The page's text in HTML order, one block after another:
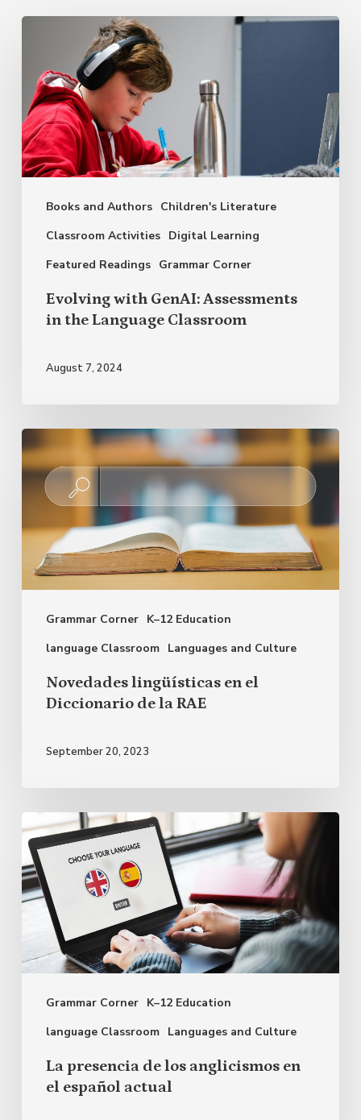
Books and Authors Children's Literature
Classroom Activities Digital Learning
Featured Readings Grammar Corner
GenAI:
Assessments
in
the
Language
Classroom
Evolving with GenAI: Assessments
in the Language Classroom
August 7, 2024
Grammar Corner K–12 Education
language Classroom Languages and Culture
Novedades
lingüísticas
Diccionario
de
la
Novedades lingüísticas en el
Diccionario de la RAE
September 20, 2023
Grammar Corner K–12 Education
language Classroom Languages and Culture
La
presencia
de
los
anglicismos
el
español
actual
La presencia de los anglicismos en
el español actual